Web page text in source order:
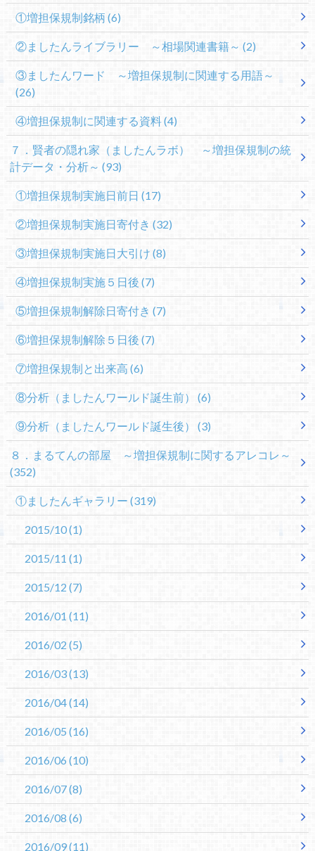
①増担保規制銘柄 (6)
②ましたんライブラリー ～相場関連書籍～ (2)
③ましたんワード ～増担保規制に関連する用語～
(26)
④増担保規制に関連する資料(4)
７．賢者の隠れ家（ましたんラボ） ～増担保規制の統
計データ・分析～ (93)
①増担保規制実施日前日 (17)
②増担保規制実施日寄付き (32)
③増担保規制実施日大引け (8)
④増担保規制実施５日後 (7)
⑤増担保規制解除日寄付き (7)
⑥増担保規制解除５日後 (7)
⑦増担保規制と出来高 (6)
⑧分析（ましたんワールド誕生前） (6)
⑨分析（ましたんワールド誕生後） (3)
８．まるてんの部屋 ～増担保規制に関するアレコレ～
(352)
①ましたんギャラリー (319)
2015/10(1)
2015/11 (1)
2015/12 (7)
2016/01 (11)
2016/02 (5)
2016/03(13)
2016/04(14)
2016/05(16)
2016/06(10)
2016/07(8)
2016/08 (6)
2016/09(11)